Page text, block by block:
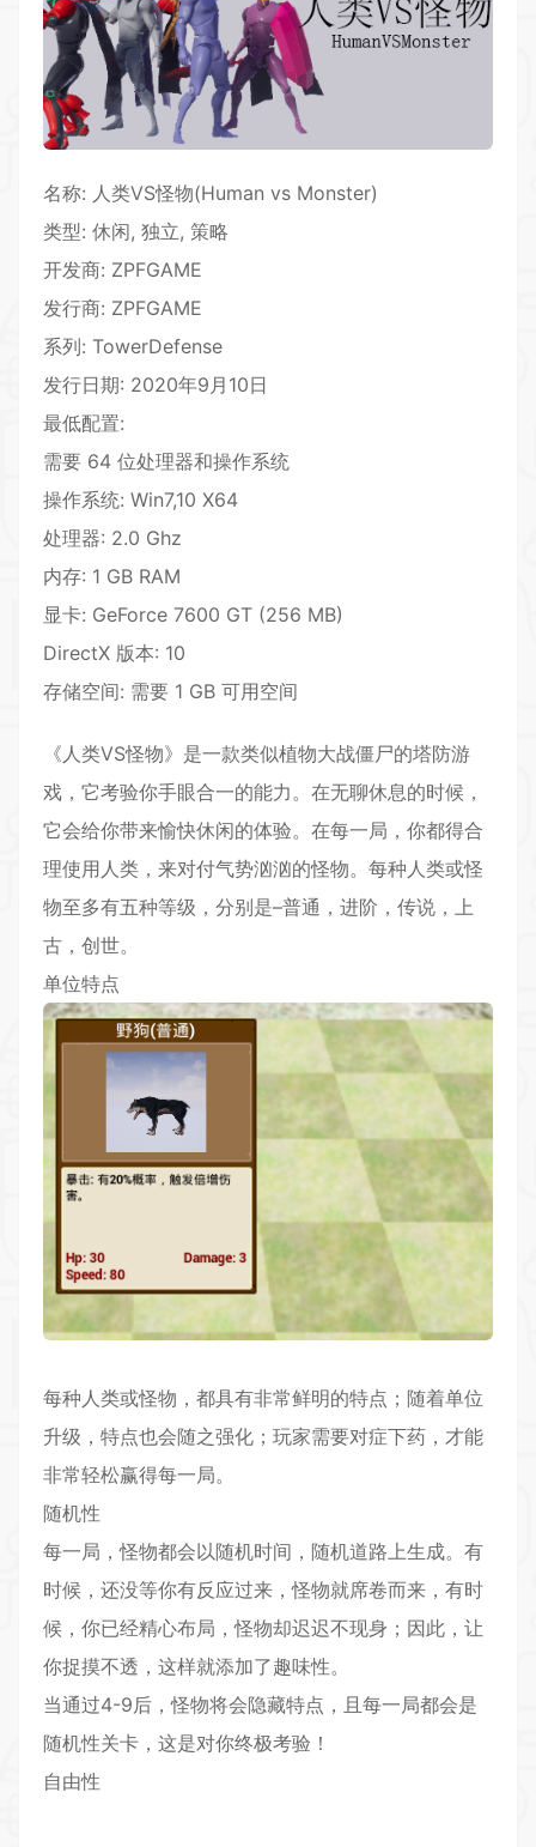
名称: 人类VS怪物(Human vs Monster)
类型: 休闲, 独立, 策略
开发商: ZPFGAME
发行商: ZPFGAME
系列: TowerDefense
发行日期: 2020年9月10日
最低配置:
需要 64 位处理器和操作系统
操作系统: Win7,10 X64
处理器: 2.0 Ghz
内存: 1 GB RAM
显卡: GeForce 7600 GT (256 MB)
DirectX 版本: 10
存储空间: 需要 1 GB 可用空间
《人类VS怪物》是一款类似植物大战僵尸的塔防游
戏，它考验你手眼合一的能力。在无聊休息的时候，
它会给你带来愉快休闲的体验。在每一局，你都得合
理使用人类，来对付气势汹汹的怪物。每种人类或怪
物至多有五种等级，分别是–普通，进阶，传说，上
古，创世。
单位特点
每种人类或怪物，都具有非常鲜明的特点；随着单位
升级，特点也会随之强化；玩家需要对症下药，才能
非常轻松赢得每一局。
随机性
每一局，怪物都会以随机时间，随机道路上生成。有
时候，还没等你有反应过来，怪物就席卷而来，有时
候，你已经精心布局，怪物却迟迟不现身；因此，让
你捉摸不透，这样就添加了趣味性。
当通过4-9后，怪物将会隐藏特点，且每一局都会是
随机性关卡，这是对你终极考验！
自由性